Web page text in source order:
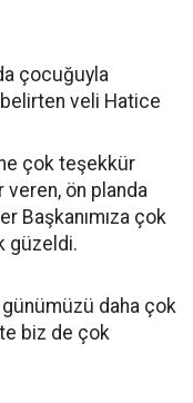
çocuğuyla
veli Hatice
çok teşekkür
veren, ön planda
Başkanımıza çok
güzeldi.
daha çok
biz de çok